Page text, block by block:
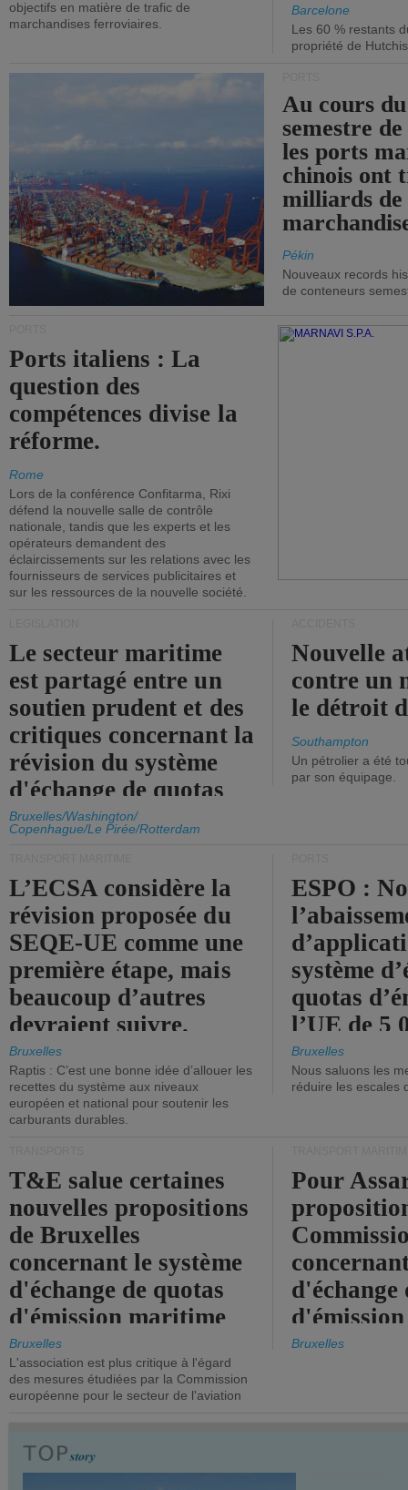
objectifs en matière de trafic de
marchandises ferroviaires.
Barcelone
Les 60 % restants
propriété de
Au cours
semestre
les ports
chinois ont
milliards de
Pékin
Nouveaux records
de conteneurs
Ports italiens : La
question des
compétences divise la
réforme.
Rome
Lors de la conférence Confitarma, Rixi
défend la nouvelle salle de contrôle
nationale, tandis que les experts et les
opérateurs demandent des
éclaircissements sur les relations avec les
fournisseurs de services publicitaires et
sur les ressources de la nouvelle société.
Le secteur maritime
est partagé entre un
soutien prudent et des
critiques concernant la
révision du système
d'échange de quotas
d'émission de l'UE.
Bruxelles/Washington/
Copenhague/Le Pirée/Rotterdam
Nouvelle
contre un
le détroit
Southampton
Un pétrolier a été
par son équipage.
L’ECSA considère la
révision proposée du
SEQE-UE comme une
première étape, mais
beaucoup d’autres
devraient suivre.
Bruxelles
Raptis : C’est une bonne idée d’allouer les
recettes du système aux niveaux
européen et national pour soutenir les
carburants durables.
ESPO :
système
quotas
l’UE de 5
tonneaux
brute.
Bruxelles
Nous saluons les
réduire les escales
T&E salue certaines
nouvelles propositions
de Bruxelles
concernant le système
d'échange de quotas
d'émission maritime
de l'UE.
Bruxelles
L'association est plus critique à l'égard
des mesures étudiées par la Commission
européenne pour le secteur de l'aviation
Pour
d'échange
timide,
Bruxelles